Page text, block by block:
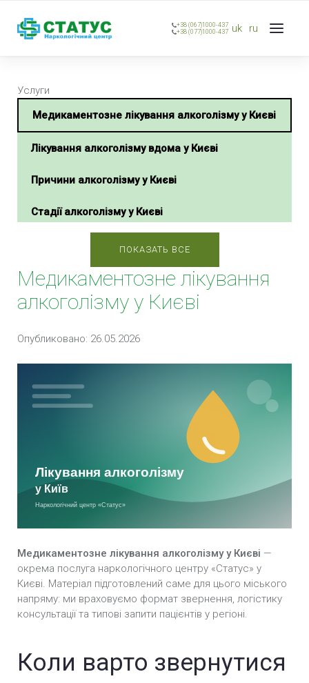
+38 (067)1000-437
+38 (077)1000-437 uk ru
Услуги
Медикаментозне лікування алкоголізму у Києві
Лікування алкоголізму вдома у Києві
Причини алкоголізму у Києві
Стадії алкоголізму у Києві
Етапи лікування алкоголізму у Києві
Методи лікування алкоголізму у Києві
Комплексне лікування алкоголізму у Києві
Лікування алкогольної інтоксикації у Києві
Психологічна допомога в разі алкоголізму у
Лікування пивного алкоголізму у Києві
Лікування жіночого алкоголізму у Києві
Лікування підліткового алкоголізму у Києві
Амбулаторне лікування алкоголізму у Києві
Програма «12 кроків» у Києві
Анонімне лікування алкоголізму у Києві
ПОКАЗАТЬ ВСЕ
Медикаментозне лікування
алкоголізму у Києві
Опубликовано: 26.05.2026
Медикаментозне лікування алкоголізму у Києві —
окрема послуга наркологічного центру «Статус» у
Києві. Матеріал підготовлений саме для цього міського
напряму: ми враховуємо формат звернення, логістику
консультації та типові запити пацієнтів у регіоні.
Коли варто звернутися